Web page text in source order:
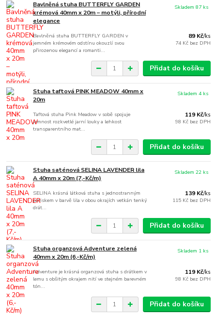
Bavlněná stuha BUTTERFLY GARDEN
krémová 40mm x 20m – motýli, přírodní
elegance
Bavlněná stuha BUTTERFLY GARDEN v
jemném krémovém odstínu okouzlí svou
přirozenou elegancí a romanti...
89 Kč/ks
74 Kč bez DPH
Skladem 87 ks
Přidat do košíku
Stuha taftová PINK MEADOW 40mm x
20m
Taftová stuha Pink Meadow v sobě spojuje
jemnost rozkvetlé jarní louky a lehkost
transparentního mat...
119 Kč/ks
98 Kč bez DPH
Skladem 4 ks
Přidat do košíku
Stuha saténová SELINA LAVENDER lila
A 40mm x 20m (7,-Kč/m)
SELINA krásná látková stuha s jednostranným
potiskem v barvě lila v obou okrajích vetkán tenký
drát...
139 Kč/ks
115 Kč bez DPH
Skladem 22 ks
Přidat do košíku
Stuha organzová Adventure zelená
40mm x 20m (6,-Kč/m)
Adventure je krásná organzová stuha s drátkem v
lemu s obšitým okrajem nití ve stejném barevném
tón...
119 Kč/ks
98 Kč bez DPH
Skladem 1 ks
Přidat do košíku